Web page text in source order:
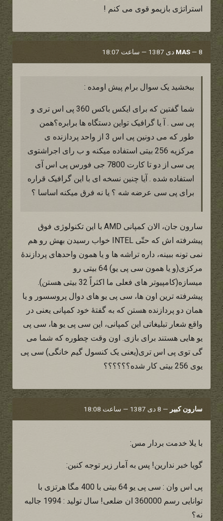
استراتژی بازیمو قوی می کنم !
MAS — 8 دی 1387 — ساعت 18:07
ببخشید یک سوال برام پیش اومده :
شما گفتین که برای ایکس باکس 360 پی اس تری و
پی سی . آ یا گرافیک تواین دستگاه ها برابره؟همن
طور که می دونین پی اس 3 از واحد پردازنده ی
مرکزیه 256 بیتی استفاده میکنه و ب رای اجراشتوی
پی سی از دو تا کارت 7800 جی فورس پی اس آی
استفاده شده . آیا چنین نسخه ای با این گرافیک قراره
برای پی سی عرضه شه ؟ یا نه فرق میکنه اساسا ؟
سارون جان، الان کمپانی AMD با این تکنولوژی فوق
پیشرفته اش که حتّی INTEL خواب رسیدن بهش رو هم
نمی تونه ببینه، داره تراشه ها و یا همون واحدهای پردازندۀ
مرکزی(و یا همون سی پی یو) 64 بیتی رو
میسازه(کامپیوتر های فعلی ما اکثراً 32 بیتی هستن).
پیشرفته ترین اون ها، سی پی یو های دوال پروسسور و یا
همان دو پردازنده هستن که به گفتۀ خود کمپانی یعنی در
واقع شعار تبلیغاتی این کمپانی، این سی پی یو ها، سی پی
یو هایی هستند برای بازی. اون وقت چطوره که شما می
گی توی پی اس تری(یعنی یک کنسول گیم خانگی) سی پی
یوی 256 بیتی کار شده؟؟؟؟؟؟
سارون کبیر — 8 دی 1387 — ساعت 18:08
با یلا خدمت بردار مس:
گویا خبر ندارین! پس به آمار زیر توجه کنین:
پی اس وان : سی پی یو 64 بیتی با 400 مگا هرتزی با
توانایی رسم 360000 ان ضلعی! سال تولید : 1994 جالبه
نه؟